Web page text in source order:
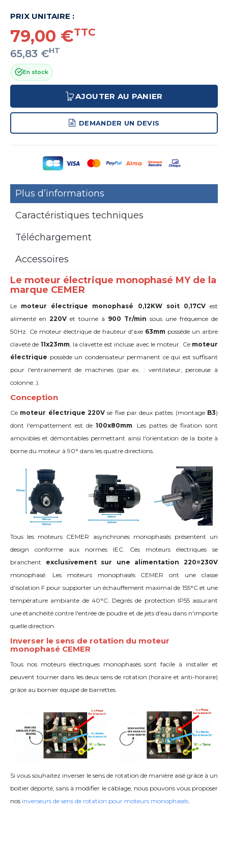
PRIX UNITAIRE :
79,00 €TTC
65,83 €HT
En stock
AJOUTER AU PANIER
DEMANDER UN DEVIS
Plus d’informations
Caractéristiques techniques
Téléchargement
Accessoires
Le moteur électrique monophasé MY de la
marque CEMER
Le moteur électrique monophasé 0,12KW soit 0,17CVest
alimenté en 220V et tourne à 900 Tr/min sous une fréquence de
50Hz. Ce moteur électrique de hauteur d'axe 63mm possède un arbre
claveté de 11x23mm, la clavette est incluse avec le moteur. Ce moteur
électrique possède un condensateur permanent ce qui est suffisant
pour l'entrainement de machines (par ex. : ventilateur, perceuse à
colonne..).
Conception
Ce moteur électrique 220Vse fixe par deux pattes (montage B3)
dont l'empattement est de 100x80mm. Les pattes de fixation sont
amovibles et démontables permettant ainsi l'orientation de la boite à
borne du moteur à 90° dans les quatre directions.
Tous les moteurs CEMER asynchrones monophasés présentent un
design conforme aux normes IEC. Ces moteurs électriques se
branchent exclusivement sur une alimentation 220=230V
monophasé. Les moteurs monophasés CEMER ont une classe
d'isolation F pour supporter un échauffement maximal de 155°C et une
température ambiante de 40°C. Degrés de protection IP55 assurant
une étanchéité contre l'entrée de poudre et de jets d'eau dans n'importe
quelle direction.
Inverser le sens de rotation du moteur
monophasé CEMER
Tous nos moteurs électriques monophasés sont facile à installer et
peuvent tourner dans les deux sens de rotation (horaire et anti-horaire)
grâce au bornier équipé de barrettes.
Si vous souhaitez inverser le sens de rotation de manière aisé grâce à un
boitier déporté, sans à modifier le câblage, nous pouvons vous proposer
nos inverseurs de sens de rotation pour moteurs monophasés.